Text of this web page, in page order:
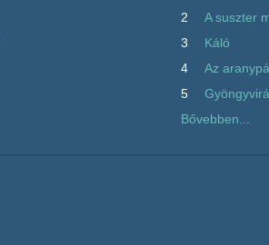
2
A suszter
3
Káló
4
Az
5
Bővebben...